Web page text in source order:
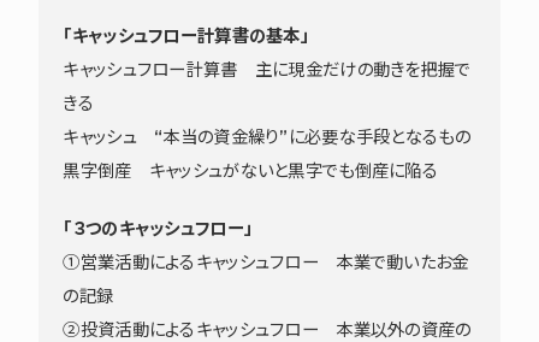
「キャッシュフロー計算書の基本」
キャッシュフロー計算書 主に現金だけの動きを把握で
きる
キャッシュ “本当の資金繰り”に必要な手段となるもの
黒字倒産 キャッシュがないと黒字でも倒産に陥る
「３つのキャッシュフロー」
①営業活動によるキャッシュフロー 本業で動いたお金
の記録
②投資活動によるキャッシュフロー 本業以外の資産の